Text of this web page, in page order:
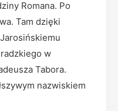
Romana. Po
Tam dzięki
w
Tabora.
nazwiskiem